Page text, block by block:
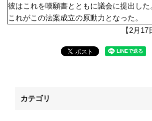
彼はこれを嘆願書とともに議会に提出した
これがこの法案成立の原動力となった。
【2月
カテゴリ